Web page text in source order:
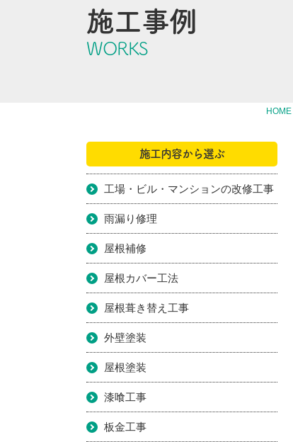
施工事例
WORKS
HOME
施工内容から選ぶ
工場・ビル・マンションの改修工事
雨漏り修理
屋根補修
屋根カバー工法
屋根葺き替え工事
外壁塗装
屋根塗装
漆喰工事
板金工事